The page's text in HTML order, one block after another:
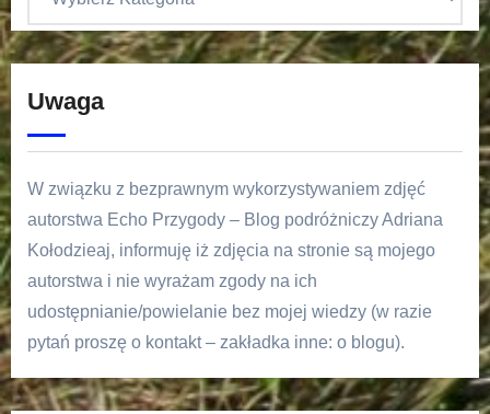
Uwaga
W związku z bezprawnym wykorzystywaniem zdjęć
autorstwa Echo Przygody – Blog podróżniczy Adriana
Kołodzieaj, informuję iż zdjęcia na stronie są mojego
autorstwa i nie wyrażam zgody na ich
udostępnianie/powielanie bez mojej wiedzy (w razie
pytań proszę o kontakt – zakładka inne: o blogu).